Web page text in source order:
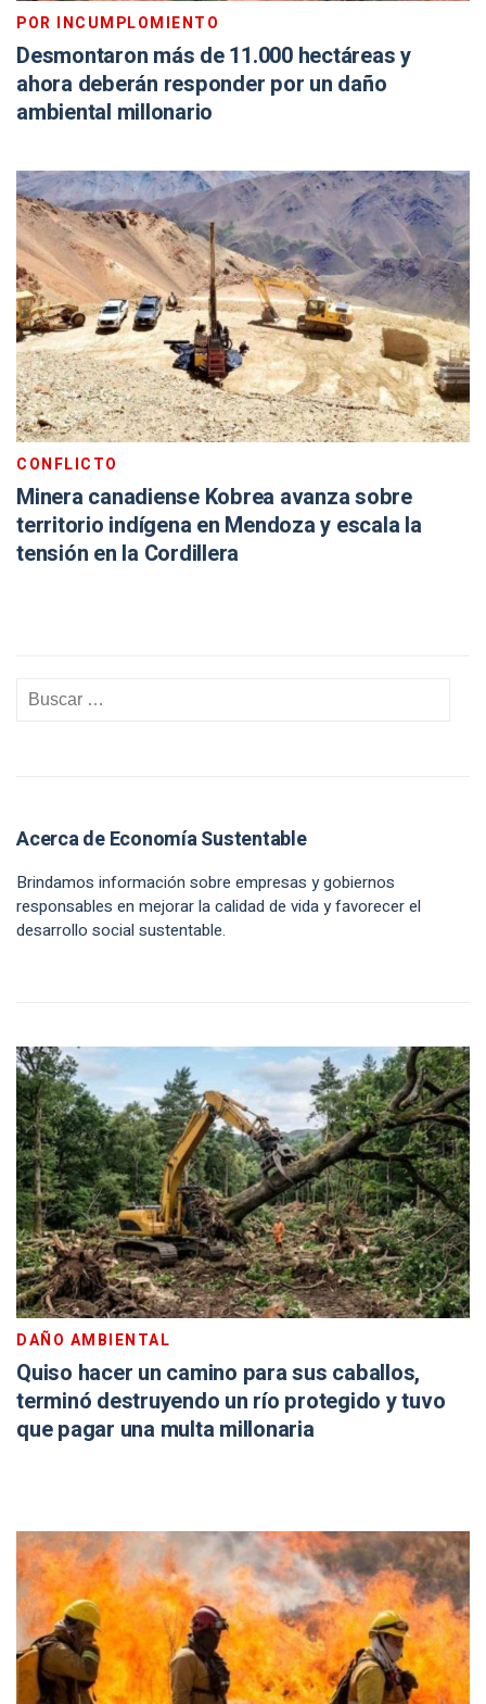
POR INCUMPLOMIENTO
Desmontaron más de 11.000 hectáreas y
ahora deberán responder por un daño
ambiental millonario
CONFLICTO
Minera canadiense Kobrea avanza sobre
territorio indígena en Mendoza y escala la
tensión en la Cordillera
Acerca de Economía Sustentable
Brindamos información sobre empresas y gobiernos
responsables en mejorar la calidad de vida y favorecer el
desarrollo social sustentable.
DAÑO AMBIENTAL
Quiso hacer un camino para sus caballos,
terminó destruyendo un río protegido y tuvo
que pagar una multa millonaria